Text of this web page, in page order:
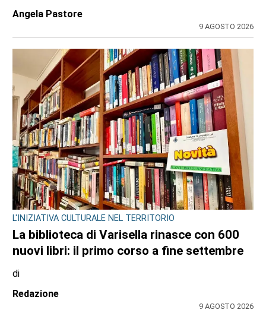
Angela Pastore
9 AGOSTO 2026
L'INIZIATIVA CULTURALE NEL TERRITORIO
La biblioteca di Varisella rinasce con 600
nuovi libri: il primo corso a fine settembre
di
Redazione
9 AGOSTO 2026